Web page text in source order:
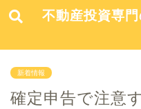
不動産投資専
新着情報
確定申告で注意